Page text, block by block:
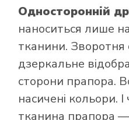
Односторонній
наноситься лише
тканини.
дзеркальне
сторони прапора.
насичені кольори.
тканина прапора —